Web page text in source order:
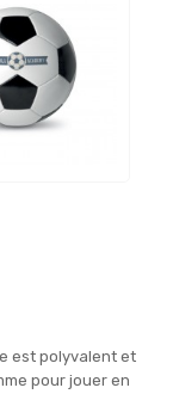
est polyvalent et
pour jouer en